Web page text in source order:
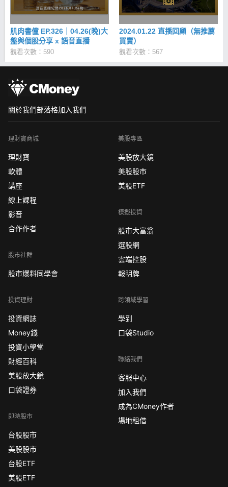
肌肉書僮 EP.326｜04.26(晚)大
盤與個股分享 x 語音直播
觀看次數：590
2024.01.22 直播回顧（無推薦
買賣）
觀看次數：567
關於我們部落格加入我們
理財寶商城
理財寶
軟體
講座
線上課程
影音
合作作者
股市社群
股市爆料同學會
投資理財
投資網誌
Money錢
投資小學堂
財經百科
美股放大鏡
口袋證券
即時股市
台股股市
美股股市
台股ETF
美股ETF
美股專區
美股放大鏡
美股股市
美股ETF
模擬投資
股市大富翁
選股網
雲端控股
報明牌
跨領域學習
學到
口袋Studio
聯絡我們
客服中心
加入我們
成為CMoney作者
場地租借